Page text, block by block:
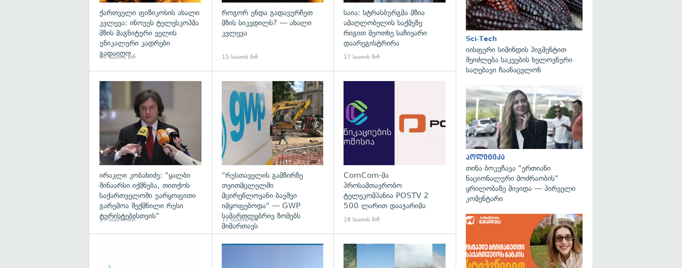
ქართველი ფიზიკოსის ახალი
კვლევა: ინოუეს ტელესკოპმა
მზის მაგნიტური ველის
უნიკალური კადრები
გადაიღო
14 საათის წინ
როგორ უნდა გადავურჩეთ
მზის სიკვდილს? — ახალი
კვლევა
15 საათის წინ
საია: სტრასბურგმა მზია
ამაღლობელის საქმეზე
რიგით მეოთხე საჩივარი
დაარეგისტრირა
17 საათის წინ
გადახედვა
ირაკლი კობახიძე: "ყალბი
შინაარსი იქმნება, თითქოს
საქართველოში უარყოფითი
გარემოა შექმნილი რუსი
ტურისტებისთვის"
17 საათის წინ
"რუსთაველის გამზირზე
თვითმცლელში
მცირეწლოვანი ბავშვი
იმყოფებოდა" — GWP
სამართლებრივ ზომებს
მიმართავს
17 საათის წინ
გადახედვა
ComCom-მა
პროსამთავრობო
ტელეკომპანია POSTV 2
500 ლარით დააჯარიმა
18 საათის წინ
გადახედვა გადახედვა
Sci-Tech
იისფერი სიმინდის პიგმენტით
შეიძლება საკვების ხელოვნური
საღებავი ჩაანაცვლონ
პოლიტიკა
თინა ბოკუჩავა "ერთიანი
ნაციონალური მოძრაობის"
ყრილობაზე მივიდა — პირველი
კომენტარი